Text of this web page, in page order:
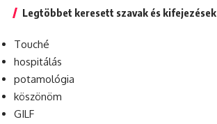
Legtöbbet keresett szavak és kifejezések
Touché
hospitálás
potamológia
köszönöm
GILF